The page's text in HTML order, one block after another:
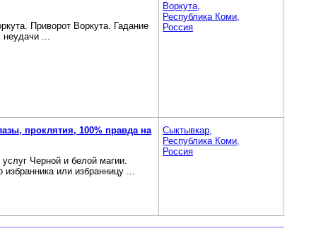
Приворот Воркута. Гадание
неудачи ...
Воркута,
Республика Коми,
Россия
проклятия, 100% правда на
Черной и белой магии.
или избранницу ...
Сыктывкар,
Республика Коми,
Россия